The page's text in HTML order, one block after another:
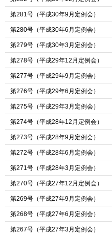
第281号（平成30年9月定例会）
第280号（平成30年6月定例会）
第279号（平成30年3月定例会）
第278号（平成29年12月定例会）
第277号（平成29年9月定例会）
第276号（平成29年6月定例会）
第275号（平成29年3月定例会）
第274号（平成28年12月定例会）
第273号（平成28年9月定例会）
第272号（平成28年6月定例会）
第271号（平成28年3月定例会）
第270号（平成27年12月定例会）
第269号（平成27年9月定例会）
第268号（平成27年6月定例会）
第267号（平成27年3月定例会）